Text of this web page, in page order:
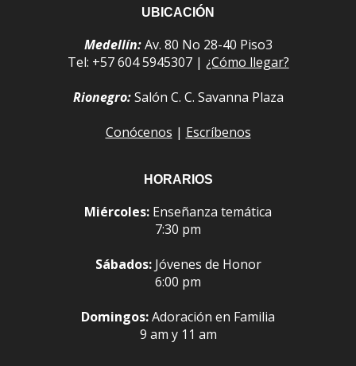
UBICACIÓN
Medellín:Av. 80 No 28-40 Piso3
Tel: +57 604 5945307 | ¿Cómo llegar?
Rionegro:Salón C. C. Savanna Plaza
Conócenos | Escríbenos
HORARIOS
Miércoles: Enseñanza temática
7:30 pm
Sábados:Jóvenes de Honor
6:00 pm
Domingos:Adoración en Familia
9 am y 11 am